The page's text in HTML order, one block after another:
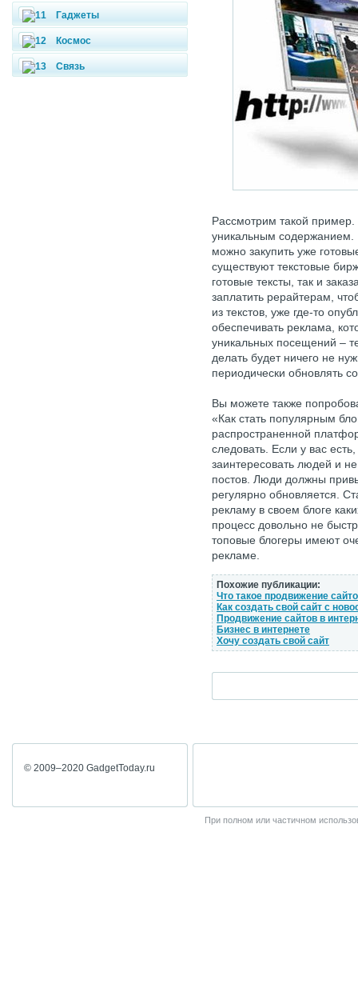
Гаджеты
Космос
Связь
Рассмотрим такой
уникальным содержанием.
можно закупить уже
существуют текстовые
готовые тексты, так и
заплатить рерайтерам,
из текстов, уже где-то
обеспечивать реклама,
уникальных посещений –
делать будет ничего не
периодически обновлять
Вы можете также
«Как стать популярным
распространенной
следовать. Если у вас
заинтересовать людей и
постов. Люди должны
регулярно обновляется.
рекламу в своем блоге
процесс довольно не
топовые блогеры имеют
рекламе.
Похожие публикации:
Что такое продвижение
Как создать свой сайт с
Продвижение сайтов в
Бизнес в интернете
Хочу создать свой сайт
© 2009–2020 GadgetToday.ru
При полном или частичном